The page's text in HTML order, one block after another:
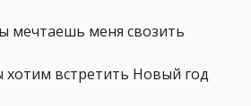
мечтаешь меня свозить
хотим встретить Новый год